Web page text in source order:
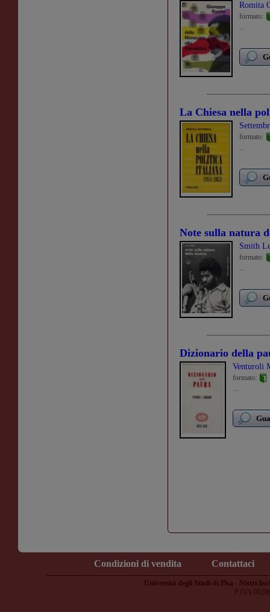
Romita
formato:
...
La Chiesa nella
formato:
...
Note sulla natura
Smith
formato:
...
Dizionario della
Venturoli
formato:
...
Condizioni di vendita Contattaci
Università degli Studi di Pisa - Nistri-
P.IVA